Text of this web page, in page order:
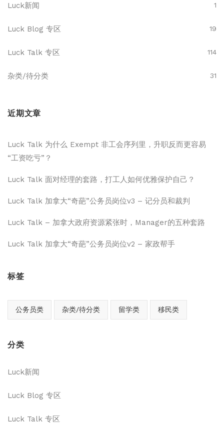
Luck新闻 1
Luck Blog 专区 19
Luck Talk 专区 114
杂类/待分类 31
近期文章
Luck Talk 为什么 Exempt 非工会序列里，升职反而更容易
“工资吃亏”？
Luck Talk 面对经理的套路，打工人如何优雅保护自己？
Luck Talk 加拿大“奇葩”公务员岗位v3 – 记分员和裁判
Luck Talk – 加拿大政府资源紧张时，Manager的五种套路
Luck Talk 加拿大“奇葩”公务员岗位v2 – 家政帮手
标签
公务员类 杂类/待分类 留学类 移民类
分类
Luck新闻
Luck Blog 专区
Luck Talk 专区